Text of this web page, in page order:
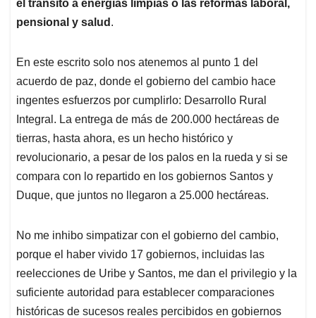
el tránsito a energías limpias o las reformas laboral,
pensional y salud .
En este escrito solo nos atenemos al punto 1 del
acuerdo de paz, donde el gobierno del cambio hace
ingentes esfuerzos por cumplirlo: Desarrollo Rural
Integral. La entrega de más de 200.000 hectáreas de
tierras, hasta ahora, es un hecho histórico y
revolucionario, a pesar de los palos en la rueda y si se
compara con lo repartido en los gobiernos Santos y
Duque, que juntos no llegaron a 25.000 hectáreas.
No me inhibo simpatizar con el gobierno del cambio,
porque el haber vivido 17 gobiernos, incluidas las
reelecciones de Uribe y Santos, me dan el privilegio y la
suficiente autoridad para establecer comparaciones
históricas de sucesos reales percibidos en gobiernos